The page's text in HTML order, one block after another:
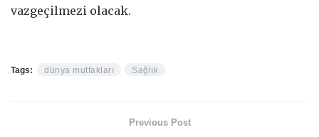
vazgeçilmezi olacak.
Tags: dünya mutfakları Sağlık
Previous Post